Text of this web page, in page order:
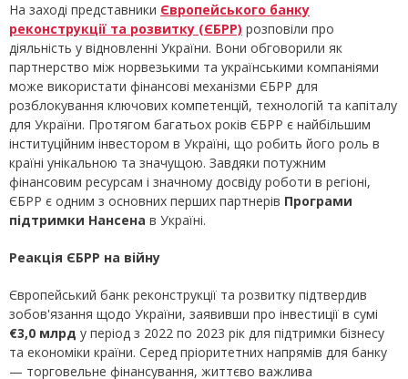
На заході представники Європейського банку
реконструкції та розвитку (ЄБРР) розповіли про
діяльність у відновленні України. Вони обговорили як
партнерство між норвезькими та українськими компаніями
може використати фінансові механізми ЄБРР для
розблокування ключових компетенцій, технологій та капіталу
для України. Протягом багатьох років ЄБРР є найбільшим
інституційним інвестором в Україні, що робить його роль в
країні унікальною та значущою. Завдяки потужним
фінансовим ресурсам і значному досвіду роботи в регіоні,
ЄБРР є одним з основних перших партнерів Програми
підтримки Нансена в Україні.
Реакція ЄБРР на війну
Європейський банк реконструкції та розвитку підтвердив
зобов'язання щодо України, заявивши про інвестиції в сумі
€3,0 млрд у період з 2022 по 2023 рік для підтримки бізнесу
та економіки країни. Серед пріоритетних напрямів для банку
— торговельне фінансування, життєво важлива